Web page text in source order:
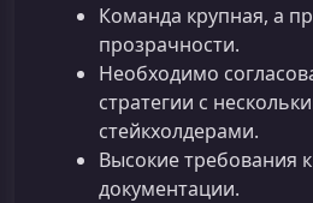
Команда крупная, а
прозрачности.
Необходимо
стратегии с
стейкхолдерами.
Высокие требования
документации.